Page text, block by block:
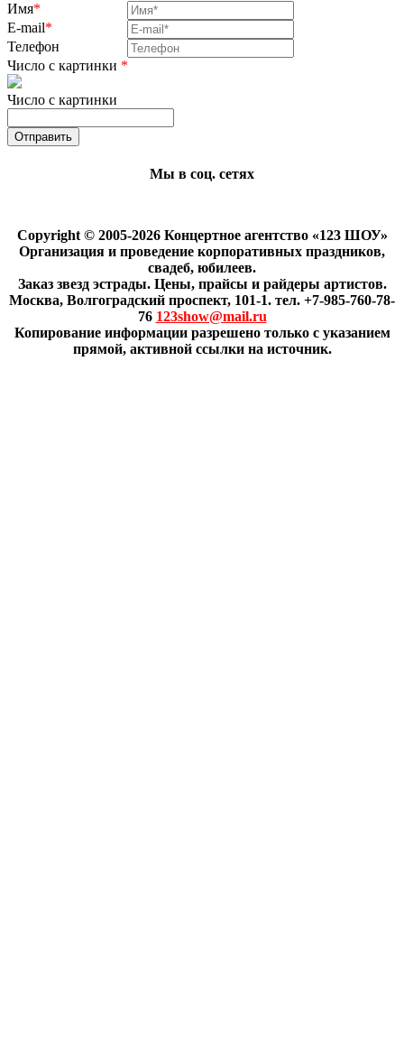
Имя*
E-mail*
Телефон
Число с картинки *
Число с картинки
Мы в соц. сетях
Copyright © 2005-2026 Концертное агентство «123 ШОУ»
Организация и проведение корпоративных праздников,
свадеб, юбилеев.
Заказ звезд эстрады. Цены, прайсы и райдеры артистов.
Москва, Волгоградский проспект, 101-1. тел. +7-985-760-78-
76 123show@mail.ru
Копирование информации разрешено только с указанием
прямой, активной ссылки на источник.